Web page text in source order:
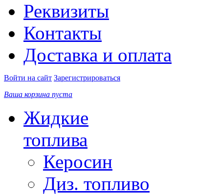
Реквизиты
Контакты
Доставка и оплата
Войти на сайт Зарегистрироваться
Ваша корзина пуста
Жидкие
топлива
Керосин
Диз. топливо